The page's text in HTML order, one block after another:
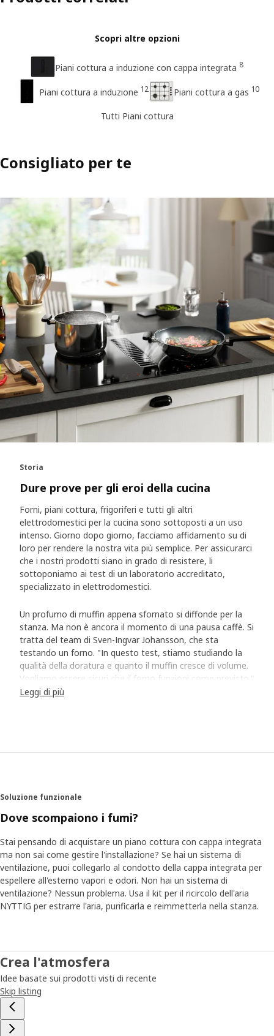
Scopri altre opzioni
Piani cottura a induzione con cappa integrata 8
Piani cottura a induzione 12 Piani cottura a gas 10
Tutti Piani cottura
Consigliato per te
Storia
Dure prove per gli eroi della cucina
Forni, piani cottura, frigoriferi e tutti gli altri
elettrodomestici per la cucina sono sottoposti a un uso
intenso. Giorno dopo giorno, facciamo affidamento su di
loro per rendere la nostra vita più semplice. Per assicurarci
che i nostri prodotti siano in grado di resistere, li
sottoponiamo ai test di un laboratorio accreditato,
specializzato in elettrodomestici.
Un profumo di muffin appena sfornato si diffonde per la
stanza. Ma non è ancora il momento di una pausa caffè. Si
tratta del team di Sven-Ingvar Johansson, che sta
testando un forno. "In questo test, stiamo studiando la
qualità della doratura e quanto il muffin cresce di volume.
Vogliamo essere sicuri che il forno funzioni come previsto."
team esegue test sulla base di standard e requisiti legali,
massima temperatura. Misuriamo anche la temperatura
dei mobili intorno, per assicurarci che non si surriscaldino."
che gli elettrodomestici devono affrontare ogni giorno. "In
media, la porta del frigorifero viene aperta circa 80 volte al
giorno, ecco perché eseguiamo dei test per assicurarci che
ciò non influisca sulla temperatura all'interno."
Prodotti sicuri per la vita in casa
cassetti, che lo sportello del forno non pizzichi le dita e
che non ci siano bordi affilati nella lavastoviglie. Cosa
accade a un prodotto che non supera i test? "In quel caso
il fornitore deve esaminarlo, risolvere il problema e
Ingvar, prima di sparire in una stanza speciale in cui
Leggi di più
Soluzione funzionale
Dove scompaiono i fumi?
Stai pensando di acquistare un piano cottura con cappa integrata
ma non sai come gestire l'installazione? Se hai un sistema di
ventilazione, puoi collegarlo al condotto della cappa integrata per
espellere all'esterno vapori e odori. Non hai un sistema di
ventilazione? Nessun problema. Usa il kit per il ricircolo dell'aria
NYTTIG per estrarre l'aria, purificarla e reimmetterla nella stanza.
Crea l'atmosfera
Idee basate sui prodotti visti di recente
Skip listing